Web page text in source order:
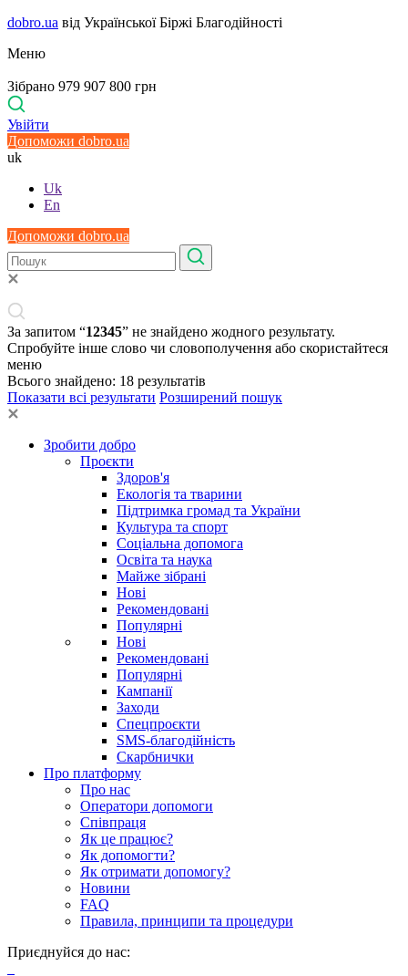
dobro.ua від Української Біржі Благодійності
Меню
Зібрано 979 907 800 грн
Увійти
Допоможи dobro.ua
uk
Uk
En
Допоможи dobro.ua
За запитом “12345” не знайдено жодного результату.
Спробуйте інше слово чи словополучення або скористайтеся
меню
Всього знайдено: 18 результатів
Показати всі результати Розширений пошук
Зробити добро
Проєкти
Здоров'я
Екологія та тварини
Підтримка громад та України
Культура та спорт
Соціальна допомога
Освіта та наука
Майже зібрані
Нові
Рекомендовані
Популярні
Нові
Рекомендовані
Популярні
Кампанії
Заходи
Спецпроєкти
SMS-благодійність
Скарбнички
Про платформу
Про нас
Оператори допомоги
Співпраця
Як це працює?
Як допомогти?
Як отримати допомогу?
Новини
FAQ
Правила, принципи та процедури
Приєднуйся до нас: